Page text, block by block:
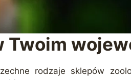
Twoim
rodzaje sklepów